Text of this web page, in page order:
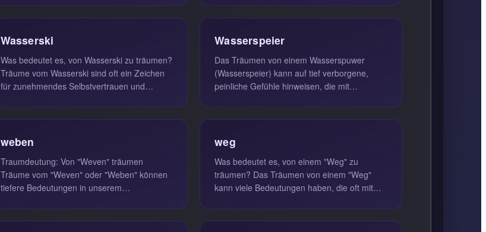
Wasserski
Was bedeutet es, von Wasserski zu träumen?
Träume vom Wasserski sind oft ein Zeichen
für zunehmendes Selbstvertrauen und
Wasserspeier
Das Träumen von einem Wasserspuwer
(Wasserspeier) kann auf tief verborgene,
peinliche Gefühle hinweisen, die mit
weben
Traumdeutung: Von "Weven" träumen
Träume vom "Weven" oder "Weben" können
tiefere Bedeutungen in unserem
weg
Was bedeutet es, von einem "Weg" zu
träumen? Das Träumen von einem "Weg"
kann viele Bedeutungen haben, die oft mit